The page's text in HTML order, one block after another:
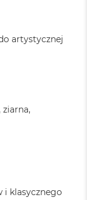
artystycznej
ziarna,
i klasycznego